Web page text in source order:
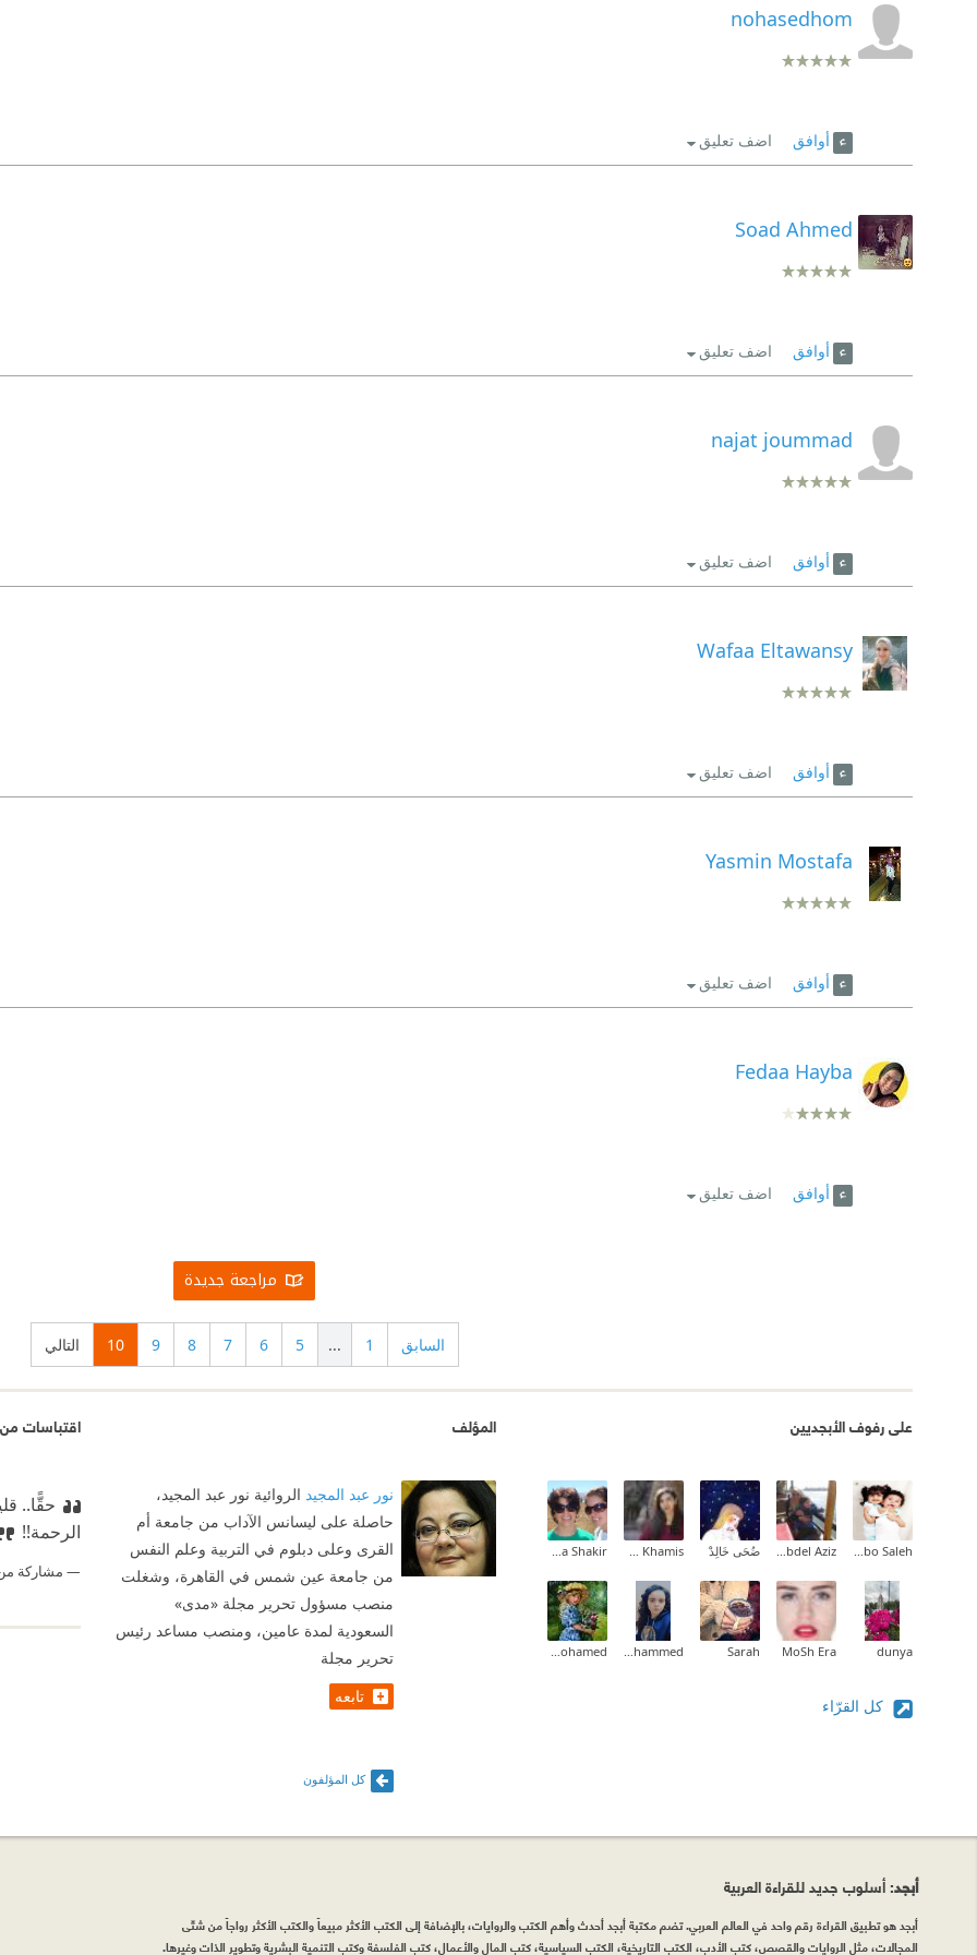
nohasedhom
أوافق اضف تعليق
Soad Ahmed
أوافق اضف تعليق
najat joummad
أوافق اضف تعليق
Wafaa Eltawansy
أوافق اضف تعليق
Yasmin Mostafa
أوافق اضف تعليق
Fedaa Hayba
أوافق اضف تعليق
مراجعة جديدة
السابق 1
...
5
6
7
8
9
10 التالي
على رفوف الأبجديين
Doaa Abo Saleh
Rasha Abdel Aziz ضُحَى خَالِدْ Heba Khamis
Maha Shakir
dunya
MoSh Era
Sarah
Fatma Muhammed
Asmaa Mohamed
كل القرّاء
المؤلف
نور عبد المجيد الروائية نور عبد المجيد،
حاصلة على ليسانس الآداب من جامعة أم
القرى وعلى دبلوم في التربية وعلم النفس
من جامعة عين شمس في القاهرة، وشغلت
منصب مسؤول تحرير مجلة «مدى»
السعودية لمدة عامين، ومنصب مساعد رئيس
تحرير مجلة
تابعه
كل المؤلفون
اقتباسات
حقًّا..
الرحمة!!
مشاركة
أبجد: أسلوب جديد للقراءة العربية
أبجد هو تطبيق القراءة رقم واحد في العالم العربي. تضم مكتبة أبجد أحدث وأهم الكتب والروايات، بالإضافة إلى الكتب الأكثر مبيعاً والكتب الأكثر رواجاً من شتّى
المجالات، مثل الروايات والقصص، كتب الأدب، الكتب التاريخية، الكتب السياسية، كتب المال والأعمال، كتب الفلسفة وكتب التنمية البشرية وتطوير الذات وغيرها.